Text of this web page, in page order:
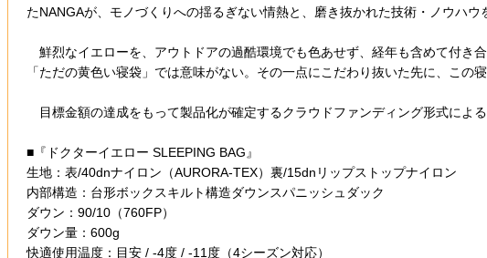
たNANGAが、モノづくりへの揺るぎない情熱と、磨き抜かれた技術・ノウハウ
鮮烈なイエローを、アウトドアの過酷環境でも色あせず、経年も含めて付き
「ただの黄色い寝袋」では意味がない。その一点にこだわり抜いた先に、この
目標金額の達成をもって製品化が確定するクラウドファンディング形式による
■『ドクターイエロー SLEEPING BAG』
生地：表/40dnナイロン（AURORA-TEX）裏/15dnリップストップナイロン
内部構造：台形ボックスキルト構造ダウンスパニッシュダック
ダウン：90/10（760FP）
ダウン量：600g
快適使用温度：目安 / -4度 / -11度（4シーズン対応）